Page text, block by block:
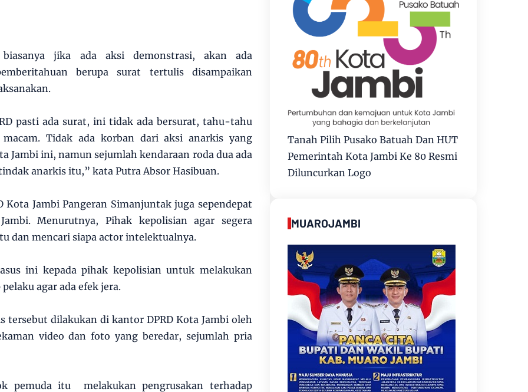
jika ada aksi demonstrasi, akan ada
berupa surat tertulis disampaikan
pasti ada surat, ini tidak ada bersurat, tahu-tahu
Tidak ada korban dari aksi anarkis yang
Jambi ini, namun sejumlah kendaraan roda dua ada
anarkis itu,” kata Putra Absor Hasibuan.
Kota Jambi Pangeran Simanjuntak juga sependepat
Menurutnya, Pihak kepolisian agar segera
dan mencari siapa actor intelektualnya.
ini kepada pihak kepolisian untuk melakukan
agar ada efek jera.
tersebut dilakukan di kantor DPRD Kota Jambi oleh
video dan foto yang beredar, sejumlah pria
pemuda itu melakukan pengrusakan terhadap
Tanah Pilih Pusako Batuah Dan HUT
Pemerintah Kota Jambi Ke 80 Resmi
Diluncurkan Logo
MUAROJAMBI